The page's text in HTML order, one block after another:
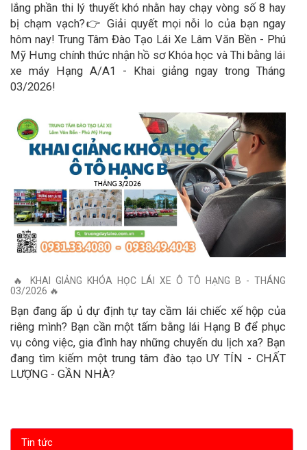
lắng phần thi lý thuyết khó nhằn hay chạy vòng số 8 hay
bị chạm vạch? ​👉 Giải quyết mọi nỗi lo của bạn ngay
hôm nay! Trung Tâm Đào Tạo Lái Xe Lâm Văn Bền - Phú
Mỹ Hưng chính thức nhận hồ sơ Khóa học và Thi bằng lái
xe máy Hạng A/A1 - Khai giảng ngay trong Tháng
03/2026!
​🔥 KHAI GIẢNG KHÓA HỌC LÁI XE Ô TÔ HẠNG B - THÁNG
03/2026 🔥
Bạn đang ấp ủ dự định tự tay cầm lái chiếc xế hộp của
riêng mình? Bạn cần một tấm bằng lái Hạng B để phục
vụ công việc, gia đình hay những chuyến du lịch xa? Bạn
đang tìm kiếm một trung tâm đào tạo UY TÍN - CHẤT
LƯỢNG - GẦN NHÀ?
Tin tức